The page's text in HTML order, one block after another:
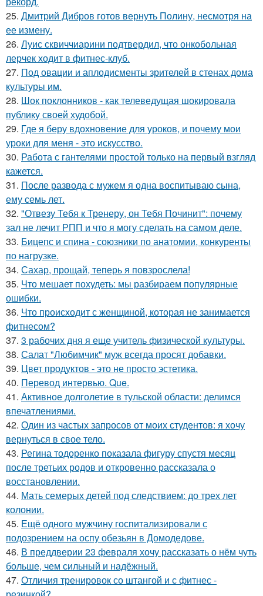
25. Дмитрий Дибров готов вернуть Полину, несмотря на
ее измену.
26. Луис сквиччиарини подтвердил, что онкобольная
лерчек ходит в фитнес-клуб.
27. Под овации и аплодисменты зрителей в стенах дома
культуры им.
28. Шок поклонников - как телеведущая шокировала
публику своей худобой.
29. Где я беру вдохновение для уроков, и почему мои
уроки для меня - это искусство.
30. Работа с гантелями простой только на первый взгляд
кажется.
31. После развода с мужем я одна воспитываю сына,
ему семь лет.
32. "Отвезу Тебя к Тренеру, он Тебя Починит": почему
зал не лечит РПП и что я могу сделать на самом деле.
33. Бицепс и спина - союзники по анатомии, конкуренты
по нагрузке.
34. Сахар, прощай, теперь я повзрослела!
35. Что мешает похудеть: мы разбираем популярные
ошибки.
36. Что происходит с женщиной, которая не занимается
фитнесом?
37. 3 рабочих дня я еще учитель физической культуры.
38. Салат "Любимчик" муж всегда просят добавки.
39. Цвет продуктов - это не просто эстетика.
40. Перевод интервью. Que.
41. Активное долголетие в тульской области: делимся
впечатлениями.
42. Один из частых запросов от моих студентов: я хочу
вернуться в свое тело.
43. Регина тодоренко показала фигуру спустя месяц
после третьих родов и откровенно рассказала о
восстановлении.
44. Мать семерых детей под следствием: до трех лет
колонии.
45. Ещё одного мужчину госпитализировали с
подозрением на оспу обезьян в Домодедове.
46. В преддверии 23 февраля хочу рассказать о нём чуть
больше, чем сильный и надёжный.
47. Отличия тренировок со штангой и с фитнес -